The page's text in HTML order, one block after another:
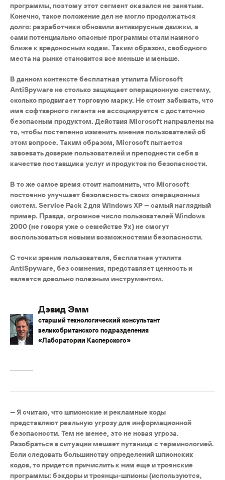
программы, поэтому этот сегмент оказался не занятым.
Конечно, такое положение дел не могло продолжаться
долго: разработчики обновили антивирусные движки, а
сами потенциально опасные программы стали намного
ближе к вредоносным кодам. Таким образом, свободного
места на рынке становится все меньше и меньше.
В данном контексте бесплатная утилита Microsoft
AntiSpyware не столько защищает операционную систему,
сколько продвигает торговую марку. Не стоит забывать, что
имя софтверного гиганта не ассоциируется с достаточно
безопасным продуктом. Действия Microsoft направлены на
то, чтобы постепенно изменить мнение пользователей об
этом вопросе. Таким образом, Microsoft пытается
завоевать доверие пользователей и преподнести себя в
качестве поставщика услуг и продуктов по безопасности.
В то же самое время стоит напомнить, что Microsoft
постоянно улучшает безопасность своих операционных
систем. Service Pack 2 для Windows XP — самый наглядный
пример. Правда, огромное число пользователей Windows
2000 (не говоря уже о семействе 9х) не смогут
воспользоваться новыми возможностями безопасности.
С точки зрения пользователя, бесплатная утилита
AntiSpyware, без сомнения, представляет ценность и
является довольно полезным инструментом.
Дэвид Эмм
старший технологический консультант
великобританского подразделения
«Лаборатории Касперского»
— Я считаю, что шпионские и рекламные коды
представляют реальную угрозу для информационной
безопасности. Тем не менее, это не новая угроза.
Разобраться в ситуации мешает путаница с терминологией.
Если следовать большинству определений шпионских
кодов, то придется причислить к ним еще и троянские
программы: бэкдоры и троянцы-шпионы (используются,